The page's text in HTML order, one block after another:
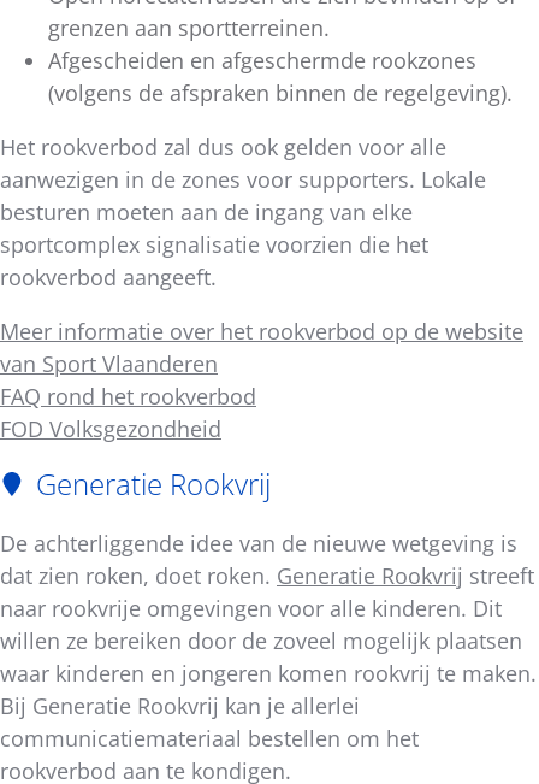
grenzen aan sportterreinen.
Afgescheiden en afgeschermde rookzones
(volgens de afspraken binnen de regelgeving).
Het rookverbod zal dus ook gelden voor alle
aanwezigen in de zones voor supporters. Lokale
besturen moeten aan de ingang van elke
sportcomplex signalisatie voorzien die het
rookverbod aangeeft.
Meer informatie over het rookverbod op de website
van Sport Vlaanderen
FAQ rond het rookverbod
FOD Volksgezondheid
Generatie Rookvrij
De achterliggende idee van de nieuwe wetgeving is
dat zien roken, doet roken. Generatie Rookvrij streeft
naar rookvrije omgevingen voor alle kinderen. Dit
willen ze bereiken door de zoveel mogelijk plaatsen
waar kinderen en jongeren komen rookvrij te maken.
Bij Generatie Rookvrij kan je allerlei
communicatiemateriaal bestellen om het
rookverbod aan te kondigen.